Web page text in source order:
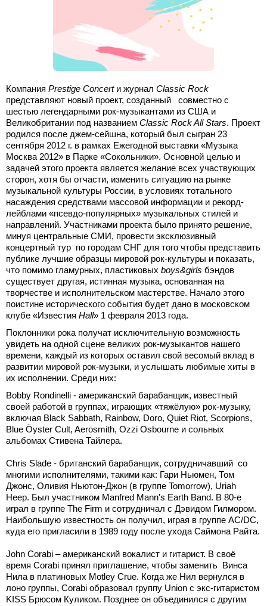
Компания Prestige Concertи журнал Classic Rock
представляют новый проект, созданный совместно с
шестью легендарными рок-музыкантами из США и
Великобритании под названием Classic RockAllStars. Проект
родился после джем-сейшна, который был сыгран 23
сентября 2012 г. в рамках Ежегодной выставки «Музыка
Москва 2012» в Парке «Сокольники». Основной целью и
задачей этого проекта является желание всех участвующих
сторон, хотя бы отчасти, изменить ситуацию на рынке
музыкальной культуры России, в условиях тотального
насаждения средствами массовой информации и рекорд-
лейблами «псевдо-популярных» музыкальных стилей и
направлений. Участниками проекта было принято решение,
минуя центральные СМИ, провести эксклюзивный
концертный тур по городам СНГ для того чтобы представить
публике лучшие образцы мировой рок-культуры и показать,
что помимо гламурных, пластиковых boys&girls бэндов
существует другая, истинная музыка, основанная на
творчестве и исполнительском мастерстве. Начало этого
поистине исторического события будет дано в московском
клубе «Известия Hall» 1 февраля 2013 года.
Поклонники рока получат исключительную возможность
увидеть на одной сцене великих рок-музыкантов нашего
времени, каждый из которых оставил свой весомый вклад в
развитии мировой рок-музыки, и услышать любимые хиты в
их исполнении. Среди них:
Bobby Rondinelli - американский барабанщик, известный
своей работой в группах, играющих «тяжёлую» рок-музыку,
включая Black Sabbath, Rainbow, Doro, Quiet Riot, Scorpions,
Blue Öyster Cult, Aerosmith, Ozzi Osbourne и сольных
альбомах Стивена Тайлера.
Chris Slade - британский барабанщик, сотрудничавший со
многими исполнителями, такими как: Гари Ньюмен, Том
Джонс, Оливия Ньютон-Джон (в группе Tomorrow), Uriah
Heep. Был участником Manfred Mann's Earth Band. В 80-е
играл в группе The Firm и сотрудничал с Дэвидом Гилмором.
Наибольшую известность он получил, играя в группе AC/DC,
куда его пригласили в 1989 году после ухода Саймона Райта.
John Corabi – американский вокалист и гитарист. В своё
время Corabi принял приглашение, чтобы заменить Винса
Нила в платиновых Motley Crue. Когда же Нил вернулся в
лоно группы, Corabi образовал группу Union с экс-гитаристом
KISS Брюсом Куликом. Позднее он объединился с другим